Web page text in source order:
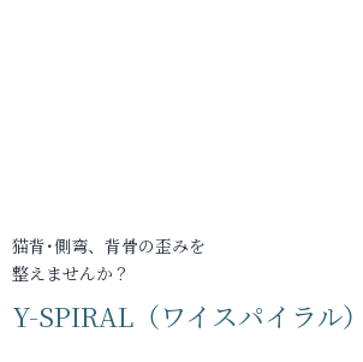
猫背･側弯、背骨の歪みを
整えませんか？
Y-SPIRAL（ワイスパイラル）